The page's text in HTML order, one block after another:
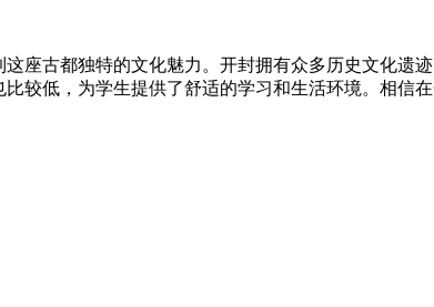
座古都独特的文化魅力。开封拥有众多历史文化遗
较低，为学生提供了舒适的学习和生活环境。相信